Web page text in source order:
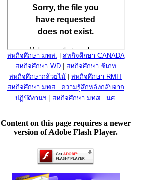
สหกิจศึกษา มทส.
สหกิจศึกษา CANADA
สหกิจศึกษา WD
สหกิจศึกษา ซีเกท
สหกิจศึกษากล้วยไม้
สหกิจศึกษา RMIT
สหกิจศึกษา มทส : ความรู้สึกหลังกลับจาก
ปฏิบัติงานฯ| สหกิจศึกษา มทส : นศ.
Content on this page requires a newer
version of Adobe Flash Player.